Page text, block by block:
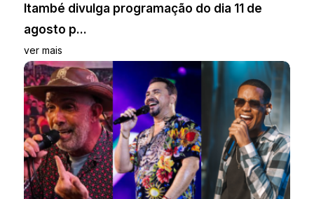
Itambé divulga programação do dia 11 de
agosto p...
ver mais